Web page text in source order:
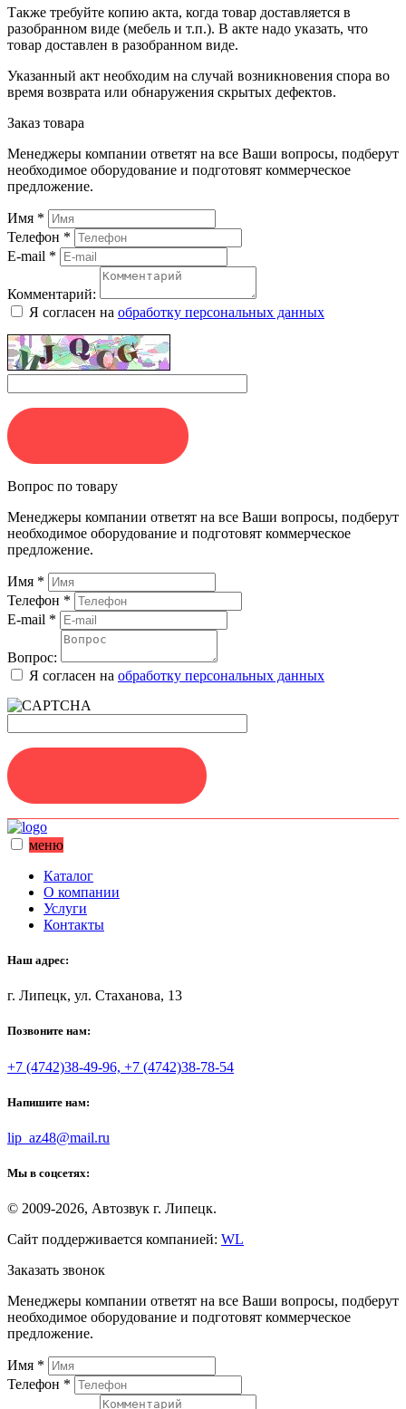
Также требуйте копию акта, когда товар доставляется в
разобранном виде (мебель и т.п.). В акте надо указать, что
товар доставлен в разобранном виде.
Указанный акт необходим на случай возникновения спора во
время возврата или обнаружения скрытых дефектов.
Заказ товара
Менеджеры компании ответят на все Ваши вопросы, подберут
необходимое оборудование и подготовят коммерческое
предложение.
Имя *
Телефон *
E-mail *
Комментарий:
Я согласен на обработку персональных данных
Вопрос по товару
Менеджеры компании ответят на все Ваши вопросы, подберут
необходимое оборудование и подготовят коммерческое
предложение.
Имя *
Телефон *
E-mail *
Вопрос:
Я согласен на обработку персональных данных
меню
Каталог
О компании
Услуги
Контакты
Наш адрес:
г. Липецк, ул. Стаханова, 13
Позвоните нам:
+7 (4742)38-49-96, +7 (4742)38-78-54
Напишите нам:
lip_az48@mail.ru
Мы в соцсетях:
© 2009-2026, Автозвук г. Липецк.
Сайт поддерживается компанией: WL
Заказать звонок
Менеджеры компании ответят на все Ваши вопросы, подберут
необходимое оборудование и подготовят коммерческое
предложение.
Имя *
Телефон *